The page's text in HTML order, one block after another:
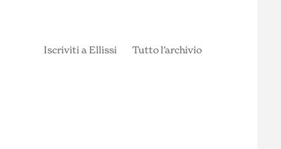
Iscriviti a Ellissi Tutto l’archivio